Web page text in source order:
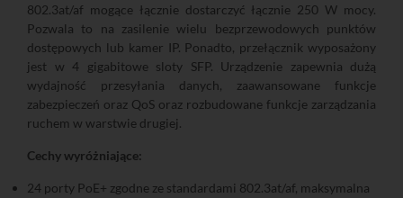
802.3at/af mogące łącznie dostarczyć łącznie 250 W mocy.
Pozwala to na zasilenie wielu bezprzewodowych punktów
dostępowych lub kamer IP. Ponadto, przełącznik wyposażony
jest w 4 gigabitowe sloty SFP. Urządzenie zapewnia dużą
wydajność przesyłania danych, zaawansowane funkcje
zabezpieczeń oraz QoS oraz rozbudowane funkcje zarządzania
ruchem w warstwie drugiej.
Cechy wyróżniające:
24 porty PoE+ zgodne ze standardami 802.3at/af, maksymalna